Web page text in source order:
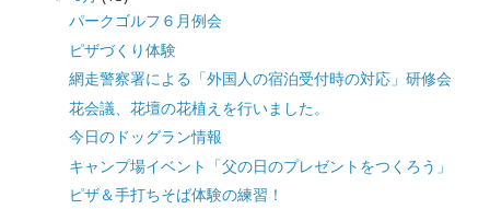
パークゴルフ６月例会
ピザづくり体験
網走警察署による「外国人の宿泊受付時の対応」研修会
花会議、花壇の花植えを行いました。
今日のドッグラン情報
キャンプ場イベント「父の日のプレゼントをつくろう」
ピザ＆手打ちそば体験の練習！